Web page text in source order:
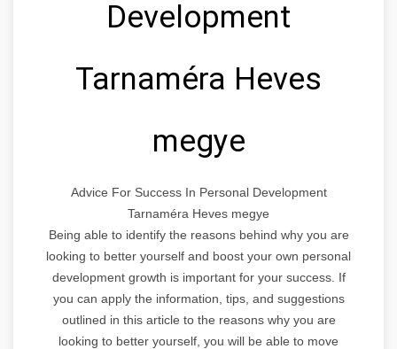
Development
Tarnaméra Heves
megye
Advice For Success In Personal Development
Tarnaméra Heves megye
Being able to identify the reasons behind why you are
looking to better yourself and boost your own personal
development growth is important for your success. If
you can apply the information, tips, and suggestions
outlined in this article to the reasons why you are
looking to better yourself, you will be able to move